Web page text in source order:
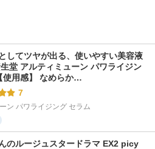
してツヤが出る、使いやすい美容液
堂 アルティミューン パワライジン
使用感】 なめらか…
7
ン パワライジング セラム
のルージュスタードラマ EX2 picy